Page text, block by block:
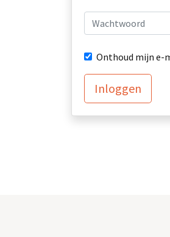
Onthoud mijn e-
Inloggen